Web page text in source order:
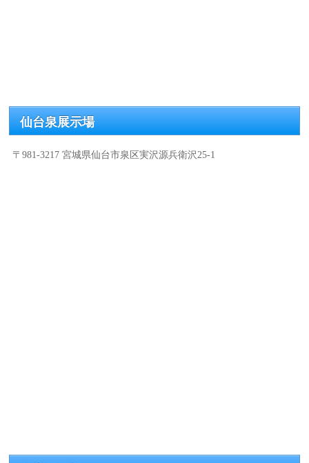
仙台泉展示場
〒981-3217 宮城県仙台市泉区実沢源兵衛沢25-1